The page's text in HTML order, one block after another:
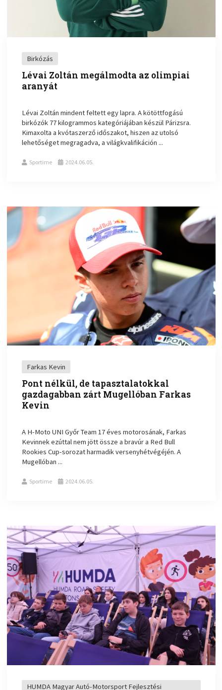
Birkózás
Lévai Zoltán megálmodta az olimpiai
aranyát
Lévai Zoltán mindent feltett egy lapra. A kötöttfogású
birkózók 77 kilogrammos kategóriájában készül Párizsra.
Kimaxolta a kvótaszerző időszakot, hiszen az utolsó
lehetőséget megragadva, a világkvalifikáción ...
Sportime 2024.06.05.
Farkas Kevin
Pont nélkül, de tapasztalatokkal
gazdagabban zárt Mugellóban Farkas
Kevin
A H-Moto UNI Győr Team 17 éves motorosának, Farkas
Kevinnek ezúttal nem jött össze a bravúr a Red Bull
Rookies Cup-sorozat harmadik versenyhétvégéjén. A
Mugellóban ...
Sportime 2024.06.05.
HUMDA Magyar Autó-Motorsport Fejlesztési